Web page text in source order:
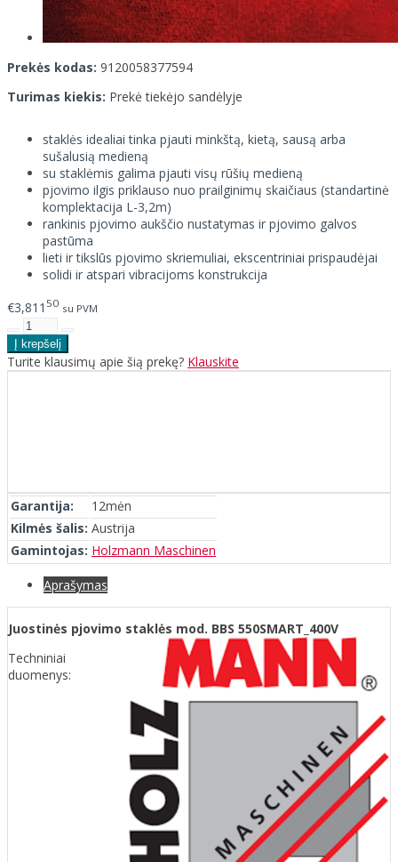
Prekės kodas: 9120058377594
Turimas kiekis: Prekė tiekėjo sandėlyje
staklės idealiai tinka pjauti minkštą, kietą, sausą arba
sušalusią medieną
su staklėmis galima pjauti visų rūšių medieną
pjovimo ilgis priklauso nuo prailginimų skaičiaus (standartinė
komplektacija L-3,2m)
rankinis pjovimo aukščio nustatymas ir pjovimo galvos
pastūma
lieti ir tikslūs pjovimo skriemuliai, ekscentriniai prispaudėjai
solidi ir atspari vibracijoms konstrukcija
€3,811 50 su PVM
Turite klausimų apie šią prekę? Klauskite
Garantija:
12mėn
Kilmės šalis: Austrija
Gamintojas: Holzmann Maschinen
Aprašymas
Juostinės pjovimo staklės mod. BBS 550SMART_400V
Techniniai
duomenys: